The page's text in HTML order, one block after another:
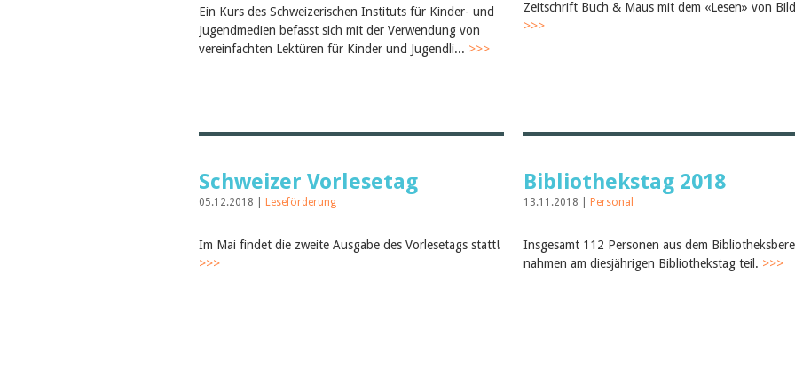
Ein Kurs des Schweizerischen Instituts für Kinder- und
Jugendmedien befasst sich mit der Verwendung von
vereinfachten Lektüren für Kinder und Jugendli... >>>
Zeitschrift Buch & Maus mit dem «Lesen» von
>>>
Schweizer Vorlesetag
05.12.2018 | Leseförderung
Im Mai findet die zweite Ausgabe des Vorlesetags statt!
>>>
Bibliothekstag 2018
13.11.2018 | Personal
Insgesamt 112 Personen aus dem
nahmen am diesjährigen Bibliothekstag teil. >>>